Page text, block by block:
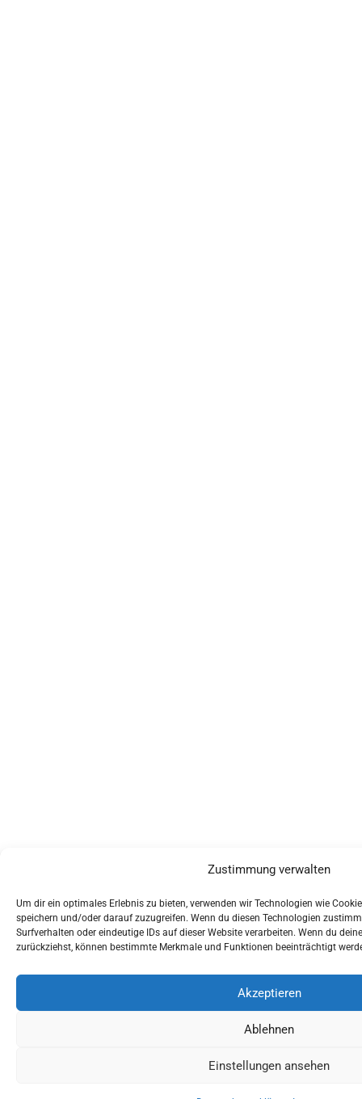
Zustimmung verwalten
Um dir ein optimales Erlebnis zu bieten, verwenden wir Technologien wie
speichern und/oder darauf zuzugreifen. Wenn du diesen Technologien
Surfverhalten oder eindeutige IDs auf dieser Website verarbeiten. Wenn du
zurückziehst, können bestimmte Merkmale und Funktionen beeinträchtigt
Akzeptieren
Ablehnen
Einstellungen ansehen